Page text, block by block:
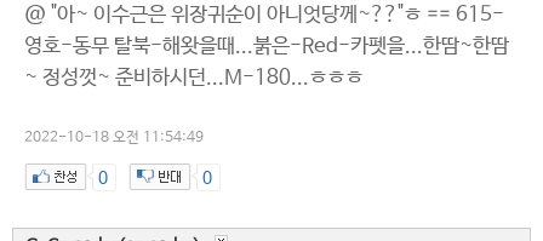
@ "아~ 이수근은 위장귀순이 아니엇당께~??"ㅎ == 615-
영호-동무 탈북-해왓을때...붉은-Red-카펫을...한땀~한땀
~ 정성껏~ 준비하시던...M-180...ㅎㅎㅎ
2022-10-18 오전 11:54:49
0 0